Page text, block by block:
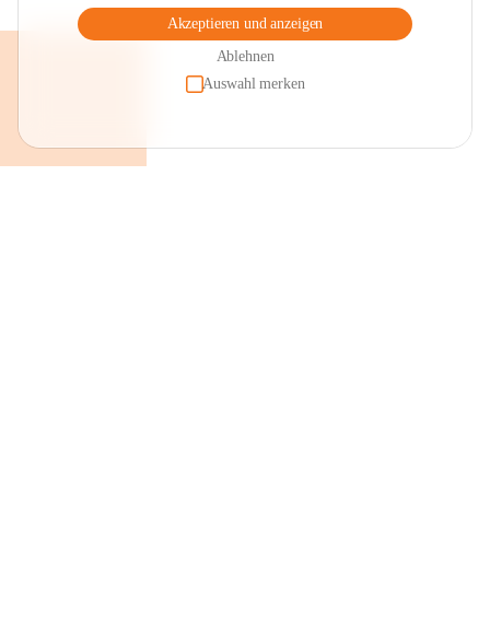
Akzeptieren und anzeigen
Ablehnen
Auswahl merken